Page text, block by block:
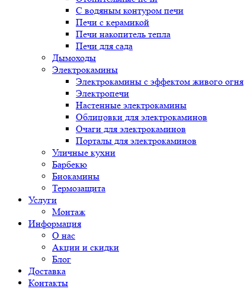
С водяным контуром печи
Печи с керамикой
Печи накопитель тепла
Печи для сада
Дымоходы
Электрокамины
Электрокамины с эффектом живого огня
Электропечи
Настенные электрокамины
Облицовки для электрокаминов
Очаги для электрокаминов
Порталы для электрокаминов
Уличные кухни
Барбекю
Биокамины
Термозащита
Услуги
Монтаж
Информация
О нас
Акции и скидки
Блог
Доставка
Контакты